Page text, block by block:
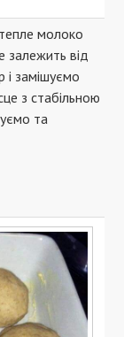
молоко
залежить від
і замішуємо
з стабільною
та